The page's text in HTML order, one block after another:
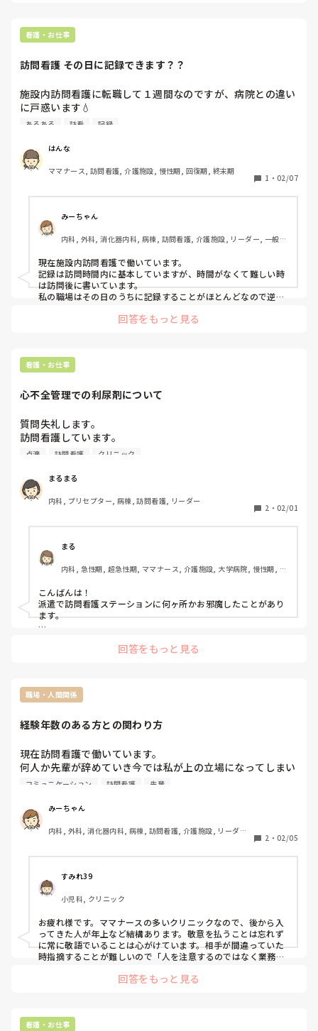
訪看は限られた時間でやることが詰まっているので、どうにか
したいですね。
看護・お仕事
訪問看護 その日に記録できます？？
施設内訪問看護に転職して１週間なのですが、病院との違い
に戸惑います💧
質問なのですが、スタッフみんな記録をその日のうちにしな
これ訪看あるあるなんでしょうか？？
記録はカナミックです。ケアやら観察やらで何やかんやして
たら記録する時間が無いって感じで…
あるある 訪看 記録
はんな
ママナース, 訪問看護, 介護施設, 慢性期, 回復期, 終末期
1 ・ 02/07
みーちゃん
内科, 外科, 消化器内科, 病棟, 訪問看護, 介護施設, リーダー, 一般病
現在施設内訪問看護で働いています。
記録は訪問時間内に基本していますが、時間がなくて難しい時
は訪問後に書いています。
私の職場はその日のうちに記録することがほとんどなので逆に
回答をもっと見る
看護・お仕事
心不全管理での利尿剤について
質問失礼します。
訪問看護しています。
心不全の方がとても多いのですが。クリニック何ヶ所かは、
い指示があります。
在宅の方ってこんな細かい指示のもと心不全管理しているの
でしょうか？
もちろんそのおかげで増悪せず入院することなくいけるんだ
と思いますがまるで入院中みたいだなと。。
点滴 訪問看護 クリニック
まるまる
内科, プリセプター, 病棟, 訪問看護, リーダー
2 ・ 02/01
まる
内科, 急性期, 超急性期, ママナース, 介護施設, 大学病院, 慢性期, 回
こんばんは！
派遣で訪問看護ステーションに何ヶ所かお邪魔したことがあり
ます。
重きをおいているところもありました。
が、お互い頑張りましょう…！
回答をもっと見る
職場・人間関係
経験年数のある方との関わり方
現在訪問看護で働いています。
何人か先輩が辞めていき今では私が上の立場になってしまい
ました。
働きにくいなと感じます。
自分が楽になる関わり方はありますか？教えていただきたい
です。
コミュニケーション 訪問看護 先輩
みーちゃん
内科, 外科, 消化器内科, 病棟, 訪問看護, 介護施設, リーダー,
2 ・ 02/05
すみれ39
小児科, クリニック
お疲れ様です。ママナースの多いクリニックなので、後から入
ってきた人が年上など結構あります。敬意を払うことは忘れず
に常に敬語でいることは心がけています。相手が間違っていた
時指摘することが難しいので「人を注意するのではなく業務自
とはいえ難しいですね。関係性が良くなればやりやすいと思い
回答をもっと見る
看護・お仕事